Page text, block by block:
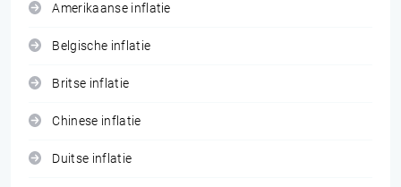
Amerikaanse inflatie
Belgische inflatie
Britse inflatie
Chinese inflatie
Duitse inflatie